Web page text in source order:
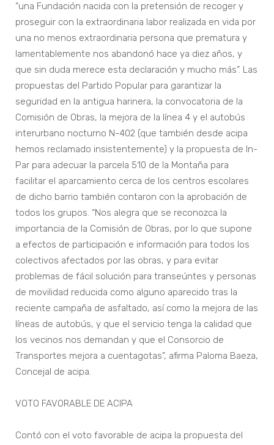
“una Fundación nacida con la pretensión de recoger y
proseguir con la extraordinaria labor realizada en vida por
una no menos extraordinaria persona que prematura y
lamentablemente nos abandonó hace ya diez años, y
que sin duda merece esta declaración y mucho más”. Las
propuestas del Partido Popular para garantizar la
seguridad en la antigua harinera, la convocatoria de la
Comisión de Obras, la mejora de la línea 4 y el autobús
interurbano nocturno N-402 (que también desde acipa
hemos reclamado insistentemente) y la propuesta de In-
Par para adecuar la parcela 510 de la Montaña para
facilitar el aparcamiento cerca de los centros escolares
de dicho barrio también contaron con la aprobación de
todos los grupos. “Nos alegra que se reconozca la
importancia de la Comisión de Obras, por lo que supone
a efectos de participación e información para todos los
colectivos afectados por las obras, y para evitar
problemas de fácil solución para transeúntes y personas
de movilidad reducida como alguno aparecido tras la
reciente campaña de asfaltado, así como la mejora de las
líneas de autobús, y que el servicio tenga la calidad que
los vecinos nos demandan y que el Consorcio de
Transportes mejora a cuentagotas”, afirma Paloma Baeza,
Concejal de acipa.
VOTO FAVORABLE DE ACIPA
Contó con el voto favorable de acipa la propuesta del